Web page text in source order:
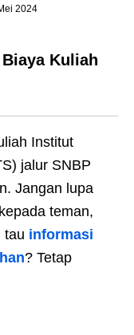
2024
Kuliah
Institut
jalur SNBP
Jangan lupa
teman,
tau informasi
? Tetap